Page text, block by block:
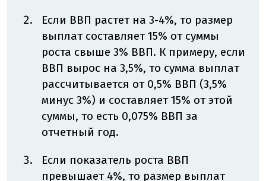
Если ВВП растет на 3-4%, то размер
выплат составляет 15% от суммы
роста свыше 3% ВВП. К примеру, если
ВВП вырос на 3,5%, то сумма выплат
рассчитывается от 0,5% ВВП (3,5%
минус 3%) и составляет 15% от этой
суммы, то есть 0,075% ВВП за
отчетный год.
Если показатель роста ВВП
превышает 4%, то размер выплат